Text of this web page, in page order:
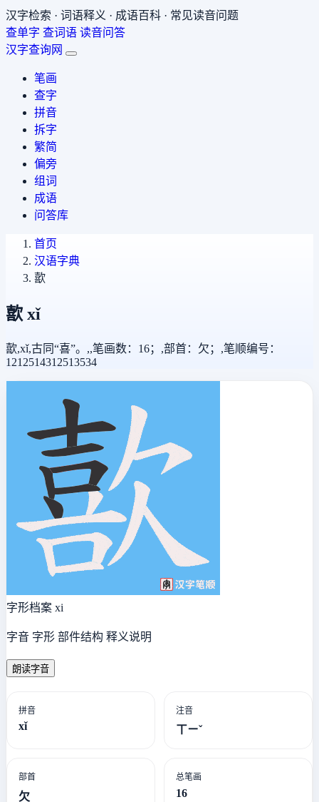
汉字检索 · 词语释义 · 成语百科 · 常见读音问题
查单字 查词语 读音问答
汉字查询网
笔画
查字
拼音
拆字
繁简
偏旁
组词
成语
问答库
首页
汉语字典
歖
歖 xǐ
歖,xǐ,古同“喜”。,,笔画数：16；,部首：欠；,笔顺编号：
1212514312513534
字形档案 xi
字音 字形 部件结构 释义说明
朗读字音
拼音
xǐ
注音
ㄒㄧˇ
部首
欠
总笔画
16